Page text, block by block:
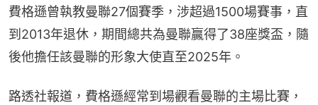
費格遜曾執教曼聯27個賽季，涉超過1500場賽事，直
到2013年退休，期間總共為曼聯贏得了38座獎盃，隨
後他擔任該曼聯的形象大使直至2025年。
路透社報道，費格遜經常到場觀看曼聯的主場比賽，